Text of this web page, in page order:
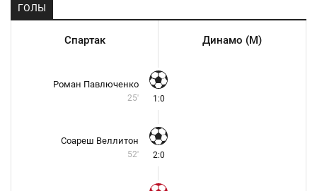
ГОЛЫ
Спартак Динамо (М)
Роман Павлюченко
25' 1:0
Соареш Веллитон
52' 2:0